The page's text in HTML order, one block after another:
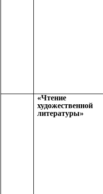
«Чтение
художественной
литературы»